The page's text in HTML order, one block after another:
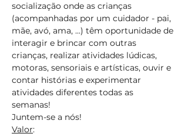
socialização onde as crianças
(acompanhadas por um cuidador - pai,
mãe, avó, ama, ...) têm oportunidade de
interagir e brincar com outras
crianças, realizar atividades lúdicas,
motoras, sensoriais e artísticas, ouvir e
contar histórias e experimentar
atividades diferentes todas as
semanas!
Juntem-se a nós!
Valor: